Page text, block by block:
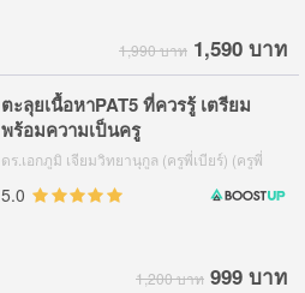
1,990 บาท 1,590 บาท
ตะลุยเนื้อหาPAT5 ที่ควรรู้ เตรียม
พร้อมความเป็นครู
ดร.เอกภูมิ เจียมวิทยานุกูล (ครูพี่เบียร์) (ครูพี่
5.0
1,200 บาท 999 บาท